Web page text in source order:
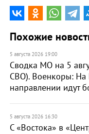
Похожие
5 августа 2026 19:00
Сводка МО на 5
СВО). Военкоры: На
направлении идут
5 августа 2026 16:30
С «Востока» в